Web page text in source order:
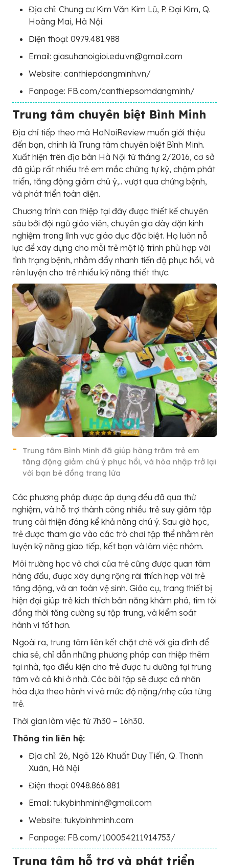
Địa chỉ: Chung cư Kim Văn Kim Lũ, P. Đại Kim, Q.
Hoàng Mai, Hà Nội.
Điện thoại: 0979.481.988
Email: giasuhanoigioi.edu.vn@gmail.com
Website: canthiepdangminh.vn/
Fanpage: FB.com/canthiepsomdangminh/
Trung tâm chuyên biệt Bình Minh
Địa chỉ tiếp theo mà HaNoiReview muốn giới thiệu
đến bạn, chính là Trung tâm chuyên biệt Bình Minh.
Xuất hiện trên địa bàn Hà Nội từ tháng 2/2016, cơ sở
đã giúp rất nhiều trẻ em mắc chứng tự kỷ, chậm phát
triển, tăng động giảm chú ý,.. vượt qua chứng bệnh,
và phát triển toàn diện.
Chương trình can thiệp tại đây được thiết kế chuyên
sâu bởi đội ngũ giáo viên, chuyên gia dày dặn kinh
nghiệm trong lĩnh vực giáo dục đặc biệt. Họ luôn nỗ
lực để xây dựng cho mỗi trẻ một lộ trình phù hợp với
tình trạng bệnh, nhằm đẩy nhanh tiến độ phục hồi, và
rèn luyện cho trẻ nhiều kỹ năng thiết thực.
Trung tâm Bình Minh đã giúp hàng trăm trẻ em
tăng động giảm chú ý phục hồi, và hòa nhập trở lại
với bạn bè đồng trang lứa
Các phương pháp được áp dụng đều đã qua thử
nghiệm, và hỗ trợ thành công nhiều trẻ suy giảm tập
trung cải thiện đáng kể khả năng chú ý. Sau giờ học,
trẻ được tham gia vào các trò chơi tập thể nhằm rèn
luyện kỹ năng giao tiếp, kết bạn và làm việc nhóm.
Môi trường học và chơi của trẻ cũng được quan tâm
hàng đầu, được xây dựng rộng rãi thích hợp với trẻ
tăng động, và an toàn vệ sinh. Giáo cụ, trang thiết bị
hiện đại giúp trẻ kích thích bản năng khám phá, tìm tòi
đồng thời tăng cường sự tập trung, và kiểm soát
hành vi tốt hơn.
Ngoài ra, trung tâm liên kết chặt chẽ với gia đình để
chia sẻ, chỉ dẫn những phương pháp can thiệp thêm
tại nhà, tạo điều kiện cho trẻ được tu dưỡng tại trung
tâm và cả khi ở nhà. Các bài tập sẽ được cá nhân
hóa dựa theo hành vi và mức độ nặng/nhẹ của từng
trẻ.
Thời gian làm việc từ 7h30 – 16h30.
Thông tin liên hệ:
Địa chỉ: 26, Ngõ 126 Khuất Duy Tiến, Q. Thanh
Xuân, Hà Nội
Điện thoại: 0948.866.881
Email: tukybinhminh@gmail.com
Website: tukybinhminh.com
Fanpage: FB.com/100054211914753/
Trung tâm hỗ trợ và phát triển